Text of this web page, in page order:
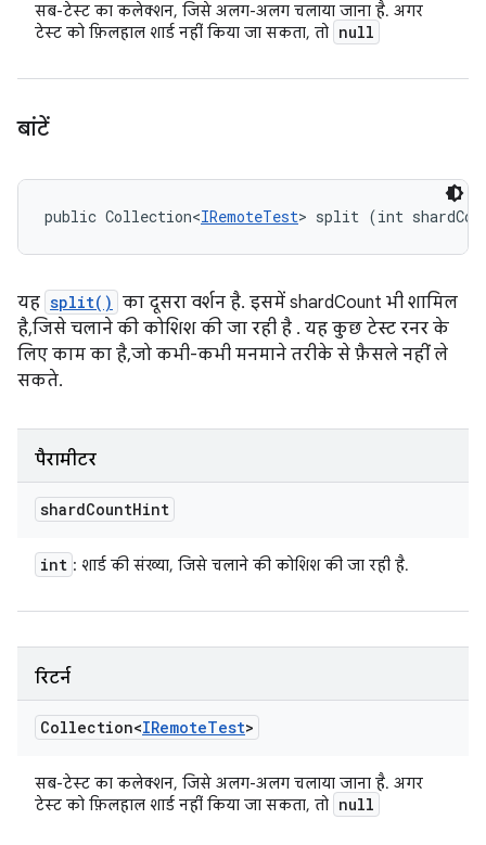
सब-टेस्ट का कलेक्शन, जिसे अलग-अलग चलाया जाना है. अगर
टेस्ट को फ़िलहाल शार्ड नहीं किया जा सकता, तो null
बांटें
public Collection<IRemoteTest> split (int
यह split() का दूसरा वर्शन है. इसमें shardCount भी शामिल
है, जिसे चलाने की कोशिश की जा रही है . यह कुछ टेस्ट रनर के
लिए काम का है, जो कभी-कभी मनमाने तरीके से फ़ैसले नहीं ले
सकते.
पैरामीटर
shardCountHint
int : शार्ड की संख्या, जिसे चलाने की कोशिश की जा रही है.
रिटर्न
Collection<IRemoteTest>
सब-टेस्ट का कलेक्शन, जिसे अलग-अलग चलाया जाना है. अगर
टेस्ट को फ़िलहाल शार्ड नहीं किया जा सकता, तो null